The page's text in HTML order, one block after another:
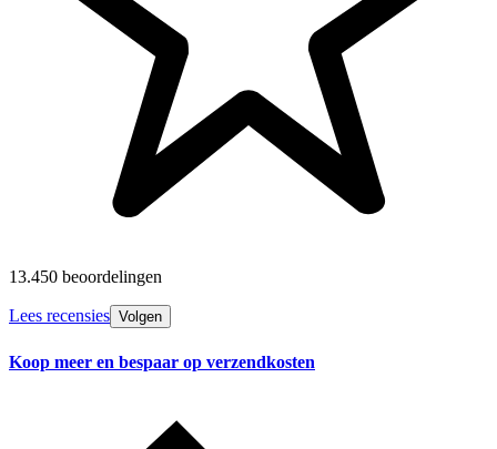
13.450 beoordelingen
Lees recensies Volgen
Koop meer en bespaar op verzendkosten